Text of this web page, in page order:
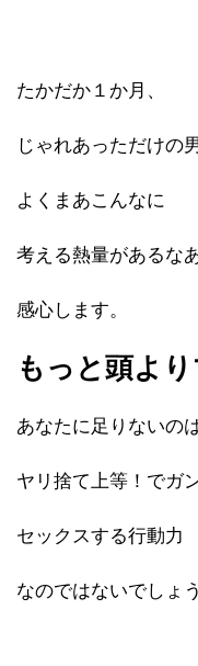
たかだか１か月、
じゃれあっただけの
よくまあこんなに
考える熱量があるな
感心します。
もっと頭よ
あなたに足りないの
ヤリ捨て上等！でガ
セックスする行動力
なのではないでしょう